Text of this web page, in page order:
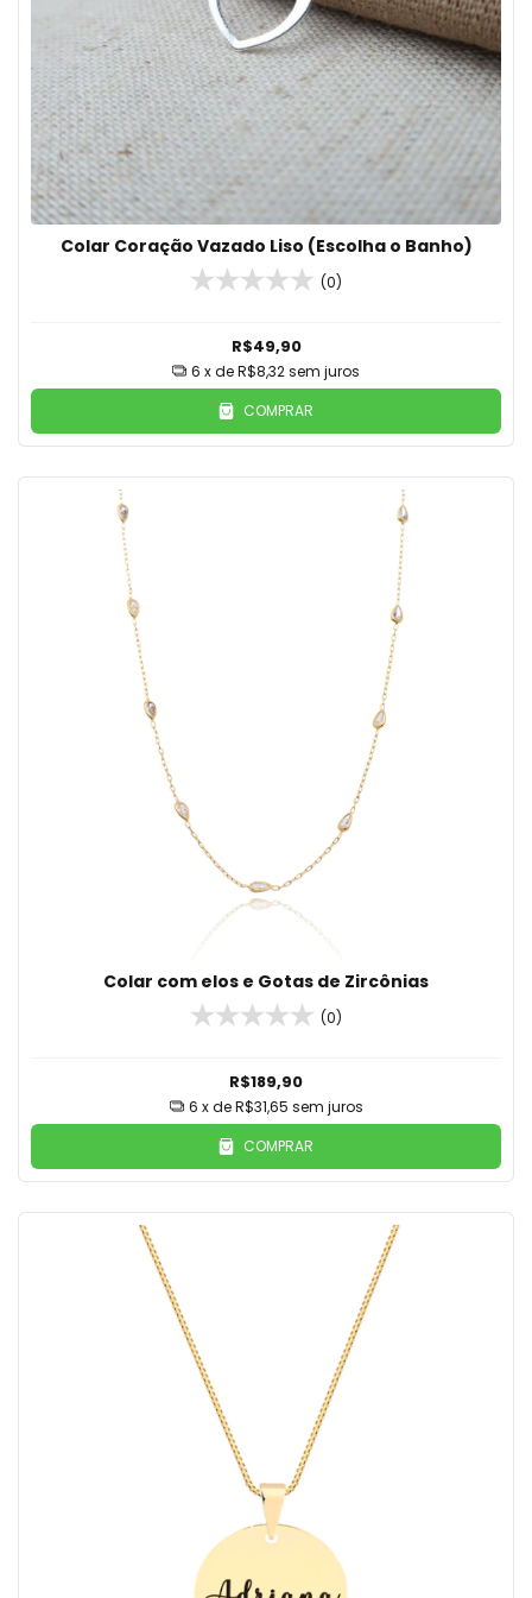
Colar Coração Vazado Liso (Escolha o Banho)
(0)
R$49,90
6 x deR$8,32sem juros
COMPRAR
Colar com elos e Gotas de Zircônias
(0)
R$189,90
6 x deR$31,65 sem juros
COMPRAR